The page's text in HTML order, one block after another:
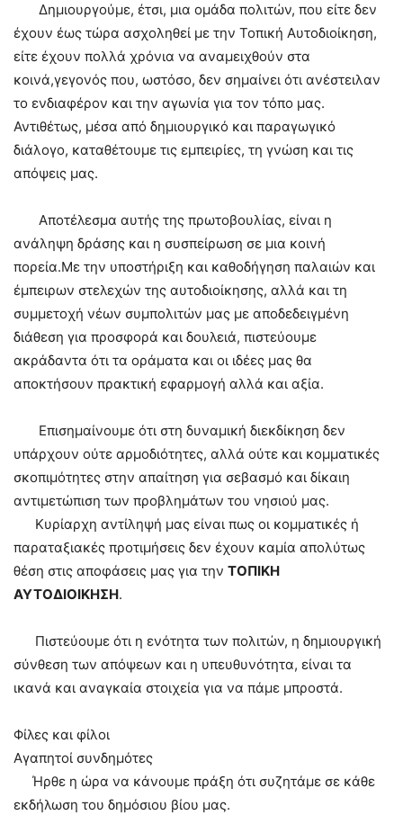
Δημιουργούμε, έτσι, μια ομάδα πολιτών, που είτε δεν
έχουν έως τώρα ασχοληθεί με την Τοπική Αυτοδιοίκηση,
είτε έχουν πολλά χρόνια να αναμειχθούν στα
κοινά,γεγονός που, ωστόσο, δεν σημαίνει ότι ανέστειλαν
το ενδιαφέρον και την αγωνία για τον τόπο μας.
Αντιθέτως, μέσα από δημιουργικό και παραγωγικό
διάλογο, καταθέτουμε τις εμπειρίες, τη γνώση και τις
απόψεις μας.
Αποτέλεσμα αυτής της πρωτοβουλίας, είναι η
ανάληψη δράσης και η συσπείρωση σε μια κοινή
πορεία.Με την υποστήριξη και καθοδήγηση παλαιών και
έμπειρων στελεχών της αυτοδιοίκησης, αλλά και τη
συμμετοχή νέων συμπολιτών μας με αποδεδειγμένη
διάθεση για προσφορά και δουλειά, πιστεύουμε
ακράδαντα ότι τα οράματα και οι ιδέες μας θα
αποκτήσουν πρακτική εφαρμογή αλλά και αξία.
Επισημαίνουμε ότι στη δυναμική διεκδίκηση δεν
υπάρχουν ούτε αρμοδιότητες, αλλά ούτε και κομματικές
σκοπιμότητες στην απαίτηση για σεβασμό και δίκαιη
αντιμετώπιση των προβλημάτων του νησιού μας.
Κυρίαρχη αντίληψή μας είναι πως οι κομματικές ή
παραταξιακές προτιμήσεις δεν έχουν καμία απολύτως
θέση στις αποφάσεις μας για την ΤΟΠΙΚΗ
ΑΥΤΟΔΙΟΙΚΗΣΗ.
Πιστεύουμε ότι η ενότητα των πολιτών, η δημιουργική
σύνθεση των απόψεων και η υπευθυνότητα, είναι τα
ικανά και αναγκαία στοιχεία για να πάμε μπροστά.
Φίλες και φίλοι
Αγαπητοί συνδημότες
Ήρθε η ώρα να κάνουμε πράξη ότι συζητάμε σε κάθε
εκδήλωση του δημόσιου βίου μας.